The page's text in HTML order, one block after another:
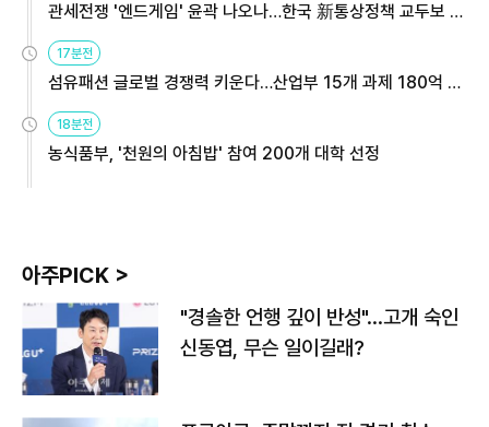
관세전쟁 '엔드게임' 윤곽 나오나…한국 新통상정책 교두보 활
용해야
17분전
섬유패션 글로벌 경쟁력 키운다…산업부 15개 과제 180억 지
원
18분전
농식품부, '천원의 아침밥' 참여 200개 대학 선정
아주PICK >
"경솔한 언행 깊이 반성"…고개 숙인
신동엽, 무슨 일이길래?